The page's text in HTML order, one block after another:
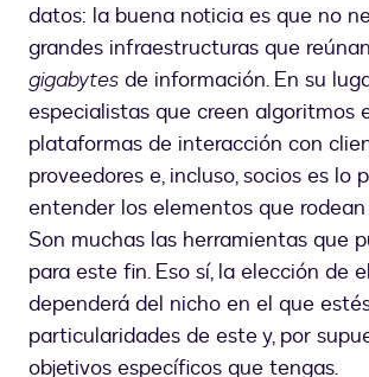
datos: la buena noticia es que no
grandes infraestructuras que
gigabytes de información. En su
especialistas que creen algoritmos
plataformas de interacción con
proveedores e, incluso, socios es lo
entender los elementos que
Son muchas las herramientas que
para este fin. Eso sí, la elección de
dependerá del nicho en el que
particularidades de este y, por
objetivos específicos que tengas.